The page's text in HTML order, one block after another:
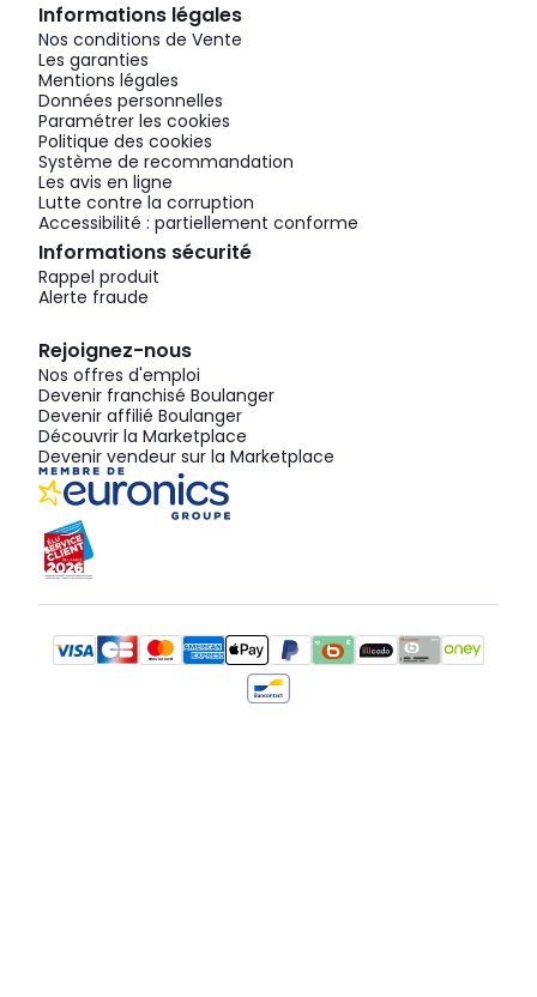
Informations légales
Nos conditions de Vente
Les garanties
Mentions légales
Données personnelles
Paramétrer les cookies
Politique des cookies
Système de recommandation
Les avis en ligne
Lutte contre la corruption
Accessibilité : partiellement conforme
Informations sécurité
Rappel produit
Alerte fraude
Rejoignez-nous
Nos offres d'emploi
Devenir franchisé Boulanger
Devenir affilié Boulanger
Découvrir la Marketplace
Devenir vendeur sur la Marketplace